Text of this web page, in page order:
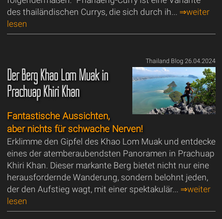
des thailändischen Currys, die sich durch ih... ⇒weiter
lesen
Thailand Blog 26.04.2024
Der Berg Khao Lom Muak in
Prachuap Khiri Khan
Fantastische Aussichten,
aber nichts für schwache Nerven!
Erklimme den Gipfel des Khao Lom Muak und entdecke
eines der atemberaubendsten Panoramen in Prachuap
Khiri Khan. Dieser markante Berg bietet nicht nur eine
herausfordernde Wanderung, sondern belohnt jeden,
der den Aufstieg wagt, mit einer spektakulär... ⇒weiter
lesen